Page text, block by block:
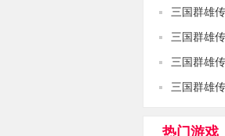
三国群雄
三国群雄
三国群雄
三国群雄
热门游戏